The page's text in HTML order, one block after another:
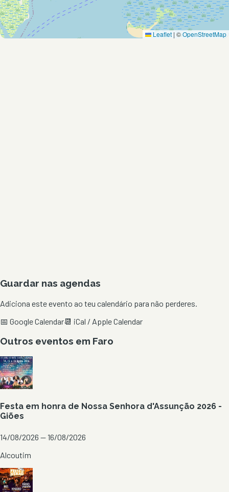
Leaflet | ©OpenStreetMap
Guardar nas agendas
Adiciona este evento ao teu calendário para não perderes.
📅 Google Calendar📆 iCal / Apple Calendar
Outros eventos em Faro
Festa em honra de Nossa Senhora d'Assunção 2026 -
Giões
14/08/2026 — 16/08/2026
Alcoutim